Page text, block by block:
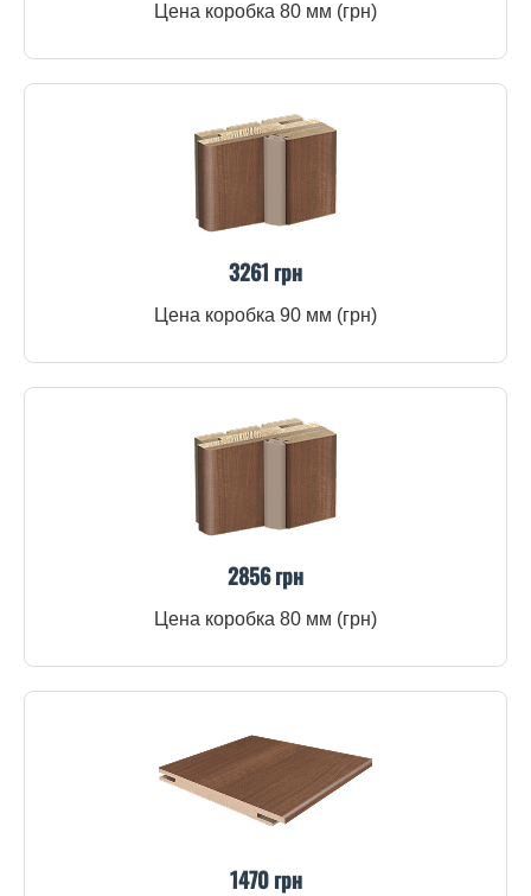
Цена коробка 80 мм (грн)
3261 грн
Цена коробка 90 мм (грн)
2856 грн
Цена коробка 80 мм (грн)
1470 грн